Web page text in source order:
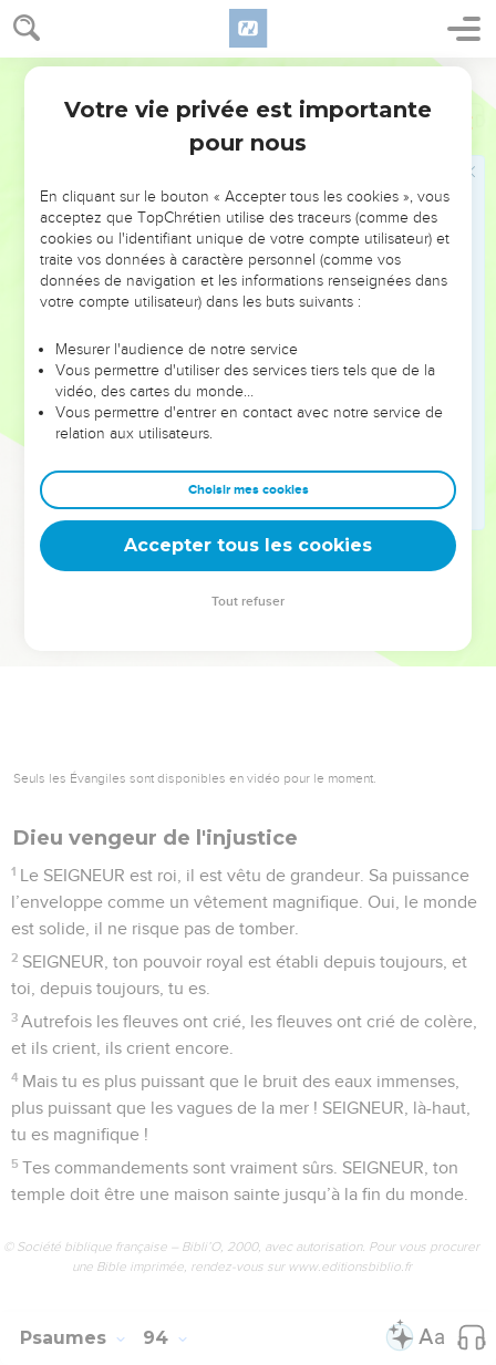
NE MANQUEZ PAS L’ÉVÉNEMENT
DE L’ANNÉE !
ET SI LEURS ERREURS POUVAIENT VOUS ÉVITER LES
VOTRES ?
leur foi ou leur vision. Mais on voit moins les doutes, les erreurs
et les saisons difficiles qu'ils ont traversés, alors même que ce
sont elles qui les ont façonnés.
Dans cette conférence, leaders, entrepreneurs, et responsables
clés pour avancer avec plus de sagesse afin que leurs erreurs
deviennent vos tremplins. Que vous guidiez un ministère, une
équipe, un groupe ou une famille, leur expérience est faite
Psaumes 93
Seuls les Évangiles sont disponibles en vidéo pour le moment.
Dieu vengeur de l'injustice
1 Le SEIGNEUR est roi, il est vêtu de grandeur. Sa puissance
l’enveloppe comme un vêtement magnifique. Oui, le monde
est solide, il ne risque pas de tomber.
2 SEIGNEUR, ton pouvoir royal est établi depuis toujours, et
toi, depuis toujours, tu es.
3 Autrefois les fleuves ont crié, les fleuves ont crié de colère,
et ils crient, ils crient encore.
4 Mais tu es plus puissant que le bruit des eaux immenses,
plus puissant que les vagues de la mer ! SEIGNEUR, là-haut,
tu es magnifique !
5 Tes commandements sont vraiment sûrs. SEIGNEUR, ton
temple doit être une maison sainte jusqu’à la fin du monde.
© Société biblique française – Bibli’O, 2000, avec autorisation. Pour vous procurer
une Bible imprimée, rendez-vous sur www.editionsbiblio.fr
Psaumes 94
Votre vie privée est importante
pour nous
En cliquant sur le bouton « Accepter tous les cookies », vous
acceptez que TopChrétien utilise des traceurs (comme des
cookies ou l'identifiant unique de votre compte utilisateur) et
traite vos données à caractère personnel (comme vos
données de navigation et les informations renseignées dans
votre compte utilisateur) dans les buts suivants :
Mesurer l'audience de notre service
Vous permettre d'utiliser des services tiers tels que de la
vidéo, des cartes du monde…
Vous permettre d'entrer en contact avec notre service de
relation aux utilisateurs.
Choisir mes cookies
Accepter tous les cookies
Tout refuser